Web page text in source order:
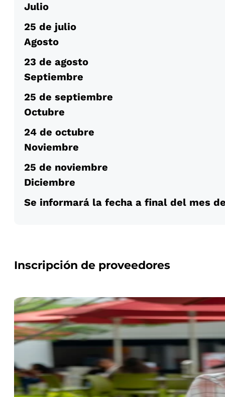
Julio
25 de julio
Agosto
23 de agosto
Septiembre
25 de septiembre
Octubre
24 de octubre
Noviembre
25 de noviembre
Diciembre
Se informará la fecha a final del mes
Inscripción de proveedores